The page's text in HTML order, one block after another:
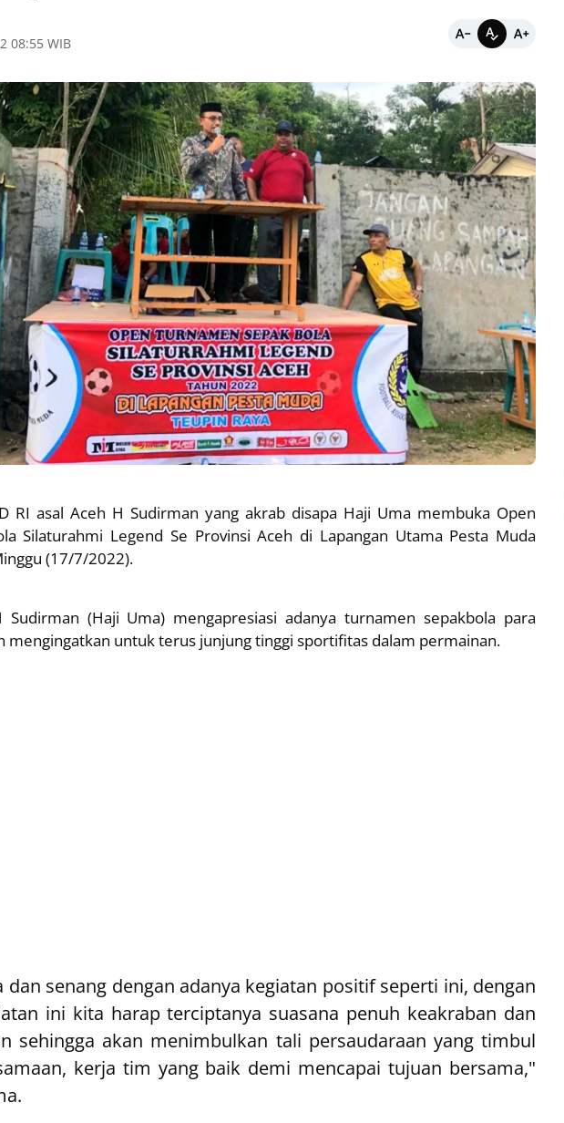
08:55 WIB
RI asal Aceh H Sudirman yang akrab disapa Haji Uma membuka Open
Silaturahmi Legend Se Provinsi Aceh di Lapangan Utama Pesta Muda
(17/7/2022).
Sudirman (Haji Uma) mengapresiasi adanya turnamen sepakbola para
mengingatkan untuk terus junjung tinggi sportifitas dalam permainan.
dan senang dengan adanya kegiatan positif seperti ini, dengan
ini kita harap terciptanya suasana penuh keakraban dan
sehingga akan menimbulkan tali persaudaraan yang timbul
kerja tim yang baik demi mencapai tujuan bersama,"